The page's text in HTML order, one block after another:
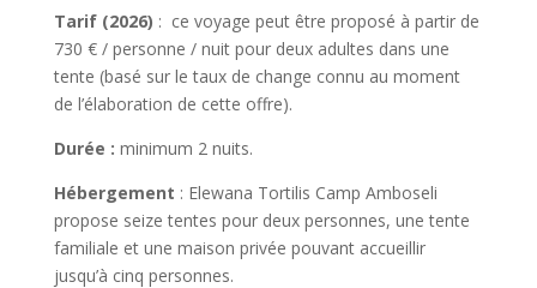
Tarif (2026) : ce voyage peut être proposé à partir de
730 € / personne / nuit pour deux adultes dans une
tente (basé sur le taux de change connu au moment
de l’élaboration de cette offre).
Durée : minimum 2 nuits.
Hébergement : Elewana Tortilis Camp Amboseli
propose seize tentes pour deux personnes, une tente
familiale et une maison privée pouvant accueillir
jusqu’à cinq personnes.